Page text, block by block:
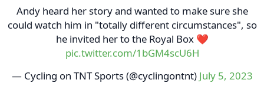
Andy heard her story and wanted to make sure she
could watch him in "totally different circumstances", so
he invited her to the Royal Box ❤️
pic.twitter.com/1bGM4scU6H
— Cycling on TNT Sports (@cyclingontnt) July 5, 2023